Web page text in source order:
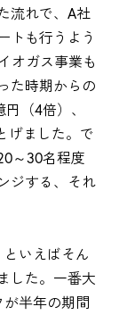
流れで、A社
トも行うよう
オガス事業も
た時期からの
（4倍）、
げました。で
～30名程度
ジする、それ
いえばそん
した。一番大
半年の期間